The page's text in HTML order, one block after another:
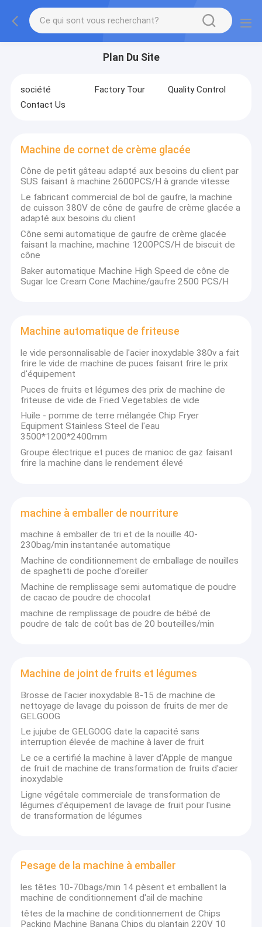
Plan Du Site
société Factory Tour
Quality Control
Contact Us
Machine de cornet de crème glacée
Cône de petit gâteau adapté aux besoins du client par
SUS faisant à machine 2600PCS/H à grande vitesse
Le fabricant commercial de bol de gaufre, la machine
de cuisson 380V de cône de gaufre de crème glacée a
adapté aux besoins du client
Cône semi automatique de gaufre de crème glacée
faisant la machine, machine 1200PCS/H de biscuit de
cône
Baker automatique Machine High Speed de cône de
Sugar Ice Cream Cone Machine/gaufre 2500 PCS/H
Machine automatique de friteuse
le vide personnalisable de l'acier inoxydable 380v a fait
frire le vide de machine de puces faisant frire le prix
d'équipement
Puces de fruits et légumes des prix de machine de
friteuse de vide de Fried Vegetables de vide
Huile - pomme de terre mélangée Chip Fryer
Equipment Stainless Steel de l'eau
3500*1200*2400mm
Groupe électrique et puces de manioc de gaz faisant
frire la machine dans le rendement élevé
machine à emballer de nourriture
machine à emballer de tri et de la nouille 40-
230bag/min instantanée automatique
Machine de conditionnement de emballage de nouilles
de spaghetti de poche d'oreiller
Machine de remplissage semi automatique de poudre
de cacao de poudre de chocolat
machine de remplissage de poudre de bébé de
poudre de talc de coût bas de 20 bouteilles/min
Machine de joint de fruits et légumes
Brosse de l'acier inoxydable 8-15 de machine de
nettoyage de lavage du poisson de fruits de mer de
GELGOOG
Le jujube de GELGOOG date la capacité sans
interruption élevée de machine à laver de fruit
Le ce a certifié la machine à laver d'Apple de mangue
de fruit de machine de transformation de fruits d'acier
inoxydable
Ligne végétale commerciale de transformation de
légumes d'équipement de lavage de fruit pour l'usine
de transformation de légumes
Pesage de la machine à emballer
les têtes 10-70bags/min 14 pèsent et emballent la
machine de conditionnement d'ail de machine
têtes de la machine de conditionnement de Chips
Packing Machine Banana Chips du plantain 220V 10